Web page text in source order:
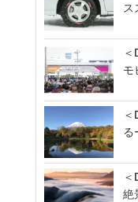
ス
モ
る
絶